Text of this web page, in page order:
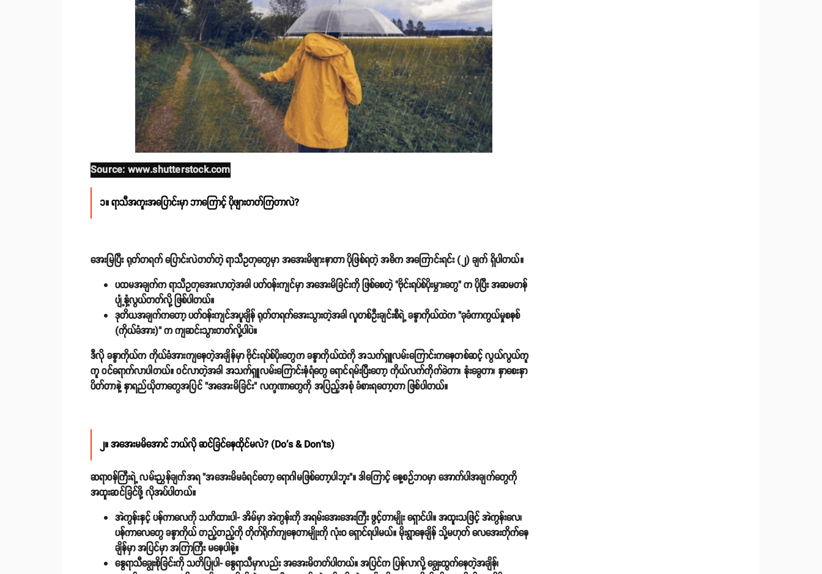
Source: www.shutterstock.com
၁။ ရာသီအကူးအပြောင်းမှာ ဘာကြောင့် ပိုဖျားတတ်ကြတာလဲ?
အေးမြပြီး ရုတ်တရက် ပြောင်းလဲတတ်တဲ့ ရာသီဥတုတွေမှာ အအေးမိဖျားနာတာ ပိုဖြစ်ရတဲ့ အဓိက အကြောင်းရင်း (၂) ချက် ရှိပါတယ်။
ပထမအချက်ကရာသီဥတုအေးလာတဲ့အခါ ပတ်ဝန်းကျင်မှာ အအေးမိခြင်းကို ဖြစ်စေတဲ့ "ဗိုင်းရပ်စ်ပိုးမွှားတွေ" က ပိုပြီး အဆမတန်
ပျံ့နှံ့လွယ်တတ်လို့ ဖြစ်ပါတယ်။
ဒုတိယအချက်ကတော့ပတ်ဝန်းကျင်အပူချိန် ရုတ်တရက်အေးသွားတဲ့အခါ လူတစ်ဦးချင်းစီရဲ့ ခန္ဓာကိုယ်ထဲက "ခုခံကာကွယ်မှုစနစ်
(ကိုယ်ခံအား)" က ကျဆင်းသွားတတ်လို့ပါပဲ။
ဒီလို ခန္ဓာကိုယ်က ကိုယ်ခံအားကျနေတဲ့အချိန်မှာ ဗိုင်းရပ်စ်ပိုးတွေက ခန္ဓာကိုယ်ထဲကို အသက်ရှူလမ်းကြောင်းကနေတစ်ဆင့် လွယ်လွယ်ကူ
ကူ ဝင်ရောက်လာပါတယ်။ ဝင်လာတဲ့အခါ အသက်ရှူလမ်းကြောင်းနံရံတွေ ရောင်ရမ်းပြီးတော့ ကိုယ်လက်ကိုက်ခဲတာ၊ နုံးခွေတာ၊ နှာစေးနှာ
ပိတ်တာနဲ့ နှာရည်ယိုတာတွေအပြင် "အအေးမိခြင်း" လက္ခဏာတွေကို အပြည့်အစုံ ခံစားရတော့တာ ဖြစ်ပါတယ်။
၂။ အအေးမမိအောင် ဘယ်လို ဆင်ခြင်နေထိုင်မလဲ? (Do's & Don'ts)
ဆရာဝန်ကြီးရဲ့ လမ်းညွှန်ချက်အရ "အအေးမိမခံရင်တော့ ရောဂါမဖြစ်တော့ပါဘူး"။ ဒါကြောင့် နေ့စဉ်ဘဝမှာ အောက်ပါအချက်တွေကို
အထူးဆင်ခြင်ဖို့ လိုအပ်ပါတယ်။
အဲကွန်းနှင့် ပန်ကာလေကို သတိထားပါ-အိမ်မှာ အဲကွန်းကို အရမ်းအေးအေးကြီး ဖွင့်တာမျိုး ရှောင်ပါ။ အထူးသဖြင့် အဲကွန်းလေ၊
ပန်ကာလေတွေ ခန္ဓာကိုယ် တည့်တည့်ကို တိုက်ရိုက်ကျနေတာမျိုးကို လုံးဝ ရှောင်ရပါမယ်။ မိုးရွာနေချိန် သို့မဟုတ် လေအေးတိုက်နေ
ချိန်မှာ အပြင်မှာ အကြာကြီး မနေပါနဲ့။
နွေရာသီချွေးစိုခြင်းကို သတိပြုပါ-နွေရာသီမှာလည်း အအေးမိတတ်ပါတယ်။ အပြင်က ပြန်လာလို့ ချွေးထွက်နေတဲ့အချိန်၊